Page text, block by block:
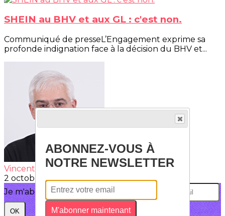
SHEIN au BHV et aux GL : c'est non.
Communiqué de presseL’Engagement exprime sa
profonde indignation face à la décision du BHV et...
Vincent GUIBERT
2 octobre 2025
Je m'abonne à la newsletter
OK
ABONNEZ-VOUS À
NOTRE NEWSLETTER
M'abonner maintenant